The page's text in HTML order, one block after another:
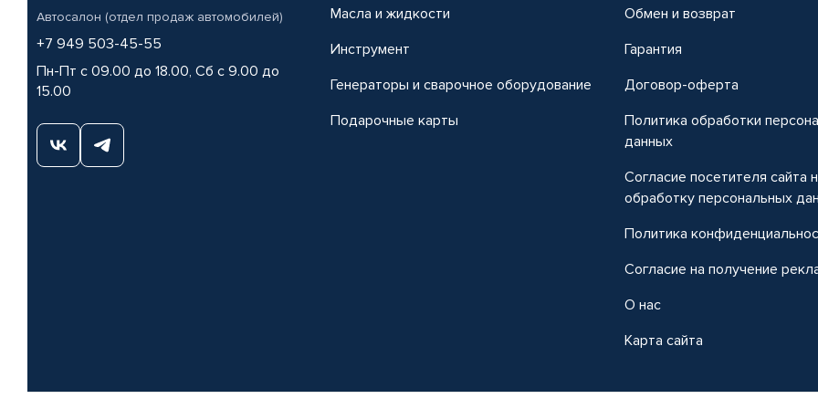
Автосалон (отдел продаж автомобилей)
+7 949 503-45-55
Пн-Пт с 09.00 до 18.00, Сб с 9.00 до
15.00
Масла и жидкости
Инструмент
Генераторы и сварочное оборудование
Подарочные карты
Обмен и возврат
Гарантия
Договор-оферта
Политика обработки
данных
Согласие посетителя сайта
обработку персональных
Политика
Согласие на получение
О нас
Карта сайта